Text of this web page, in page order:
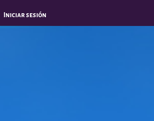
Iniciar sesión